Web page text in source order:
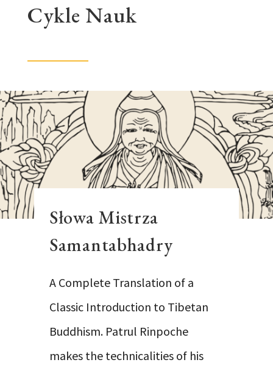
Cykle Nauk
Słowa Mistrza
Samantabhadry
A Complete Translation of a
Classic Introduction to Tibetan
Buddhism. Patrul Rinpoche
makes the technicalities of his